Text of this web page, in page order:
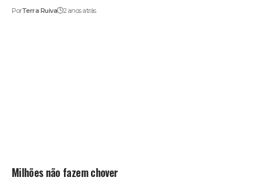
PorTerra Ruiva 2 anos atrás
Milhões não fazem chover